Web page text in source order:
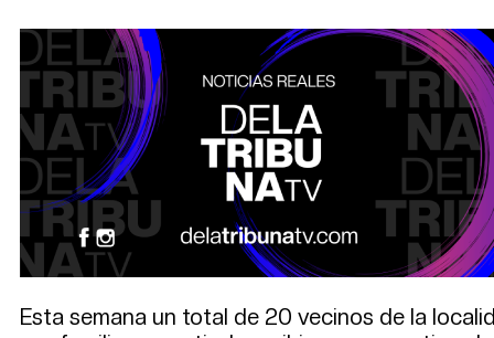
Esta semana un total de 20 vecinos de la